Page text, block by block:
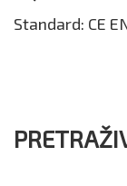
Standard: CE